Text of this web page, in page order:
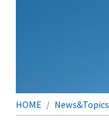
HOME News&Topics